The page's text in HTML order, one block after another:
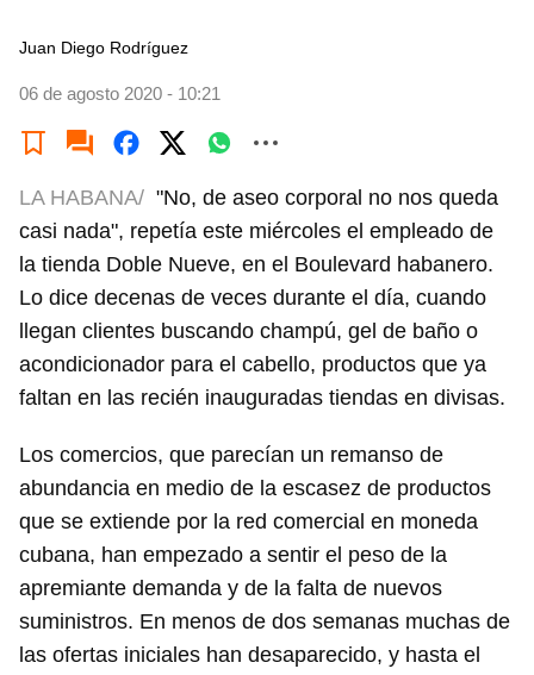
Juan Diego Rodríguez
06 de agosto 2020 - 10:21
LA HABANA/ "No, de aseo corporal no nos queda
casi nada", repetía este miércoles el empleado de
la tienda Doble Nueve, en el Boulevard habanero.
Lo dice decenas de veces durante el día, cuando
llegan clientes buscando champú, gel de baño o
acondicionador para el cabello, productos que ya
faltan en las recién inauguradas tiendas en divisas.
Los comercios, que parecían un remanso de
abundancia en medio de la escasez de productos
que se extiende por la red comercial en moneda
cubana, han empezado a sentir el peso de la
apremiante demanda y de la falta de nuevos
suministros. En menos de dos semanas muchas de
las ofertas iniciales han desaparecido, y hasta el